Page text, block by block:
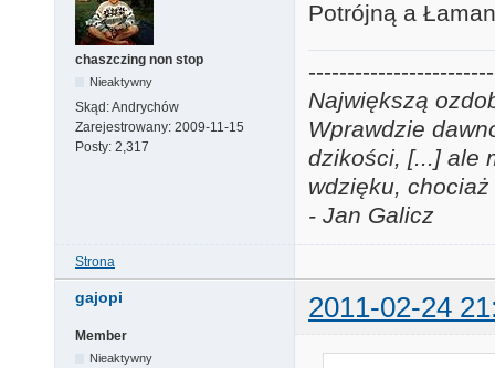
chaszczing non stop
Nieaktywny
Skąd:Andrychów
Zarejestrowany: 2009-11-15
Posty: 2,317
Potrójną a
Największą
Wprawdzie
dzikości, [...] ale
wdzięku,
- Jan Galicz
Strona
gajopi 2011-02-24
Member
Nieaktywny